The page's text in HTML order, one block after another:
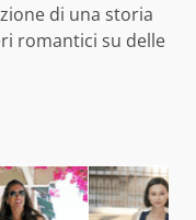
di una storia
romantici su delle